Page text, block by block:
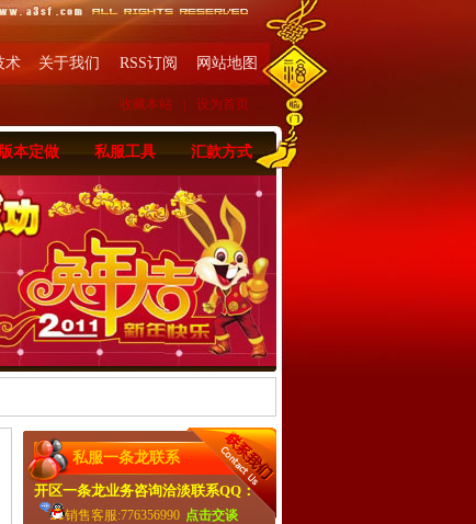
术 关于我们 RSS订阅 网站地图
收藏本站 设为首页
本定做 私服工具 汇款方式
私服一条龙联系
开区一条龙业务咨询洽淡联系QQ：
销售客服:776356990 点击交谈